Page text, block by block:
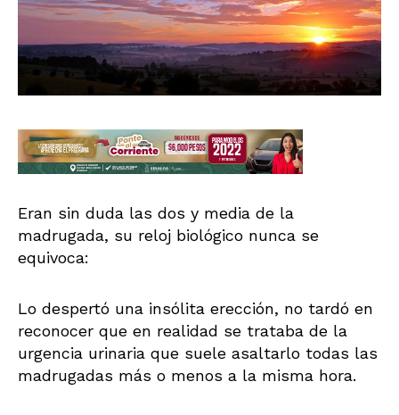
Eran sin duda las dos y media de la
madrugada, su reloj biológico nunca se
equivoca:
Lo despertó una insólita erección, no tardó en
reconocer que en realidad se trataba de la
urgencia urinaria que suele asaltarlo todas las
madrugadas más o menos a la misma hora.